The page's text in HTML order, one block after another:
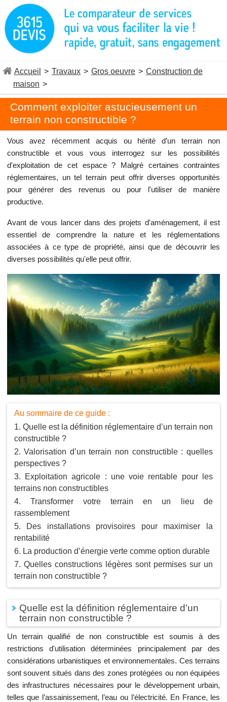
Accueil > Travaux > Gros oeuvre > Construction de
maison >
Comment exploiter astucieusement un
terrain non constructible ?
Vous avez récemment acquis ou hérité d’un terrain non
constructible et vous vous interrogez sur les possibilités
d'exploitation de cet espace ? Malgré certaines contraintes
réglementaires, un tel terrain peut offrir diverses opportunités
pour générer des revenus ou pour l'utiliser de manière
productive.
Avant de vous lancer dans des projets d'aménagement, il est
essentiel de comprendre la nature et les réglementations
associées à ce type de propriété, ainsi que de découvrir les
diverses possibilités qu'elle peut offrir.
Au sommaire de ce guide :
Quelle est la définition réglementaire d’un terrain non
constructible ?
Valorisation d’un terrain non constructible : quelles
perspectives ?
Exploitation agricole : une voie rentable pour les
terrains non constructibles
Transformer votre terrain en un lieu de
rassemblement
Des installations provisoires pour maximiser la
rentabilité
La production d’énergie verte comme option durable
Quelles constructions légères sont permises sur un
terrain non constructible ?
Quelle est la définition réglementaire d’un
terrain non constructible ?
Un terrain qualifié de non constructible est soumis à des
restrictions d'utilisation déterminées principalement par des
considérations urbanistiques et environnementales. Ces terrains
sont souvent situés dans des zones protégées ou non équipées
des infrastructures nécessaires pour le développement urbain,
telles que l’assainissement, l’eau ou l’électricité. En France, les